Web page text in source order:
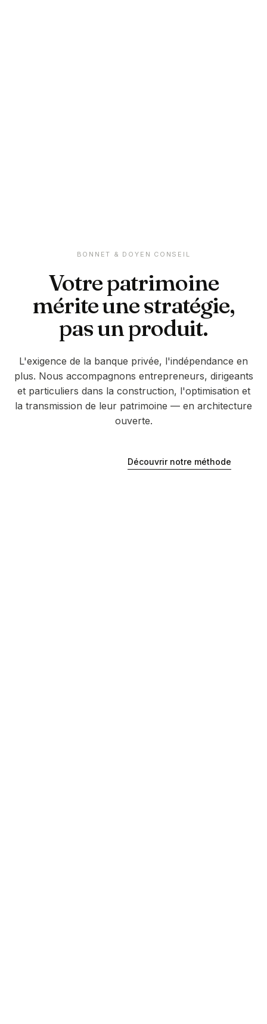
BONNET & DOYEN CONSEIL
Votre patrimoine
mérite une stratégie,
pas un produit.
L'exigence de la banque privée, l'indépendance en
plus. Nous accompagnons entrepreneurs, dirigeants
et particuliers dans la construction, l'optimisation et
la transmission de leur patrimoine — en architecture
ouverte.
Découvrir notre méthode